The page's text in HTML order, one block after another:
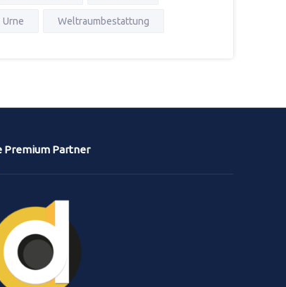
Urne Weltraumbestattung
Premium Partner